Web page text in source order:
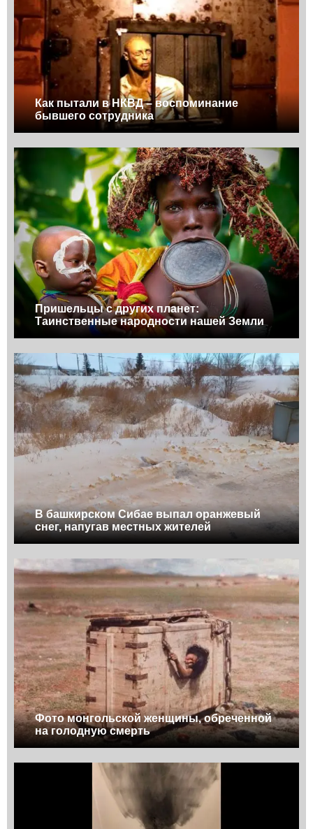
Как пытали в НКВД – воспоминание
бывшего сотрудника
Пришельцы с других планет:
Таинственные народности нашей Земли
В башкирском Сибае выпал оранжевый
снег, напугав местных жителей
Фото монгольской женщины, обреченной
на голодную смерть